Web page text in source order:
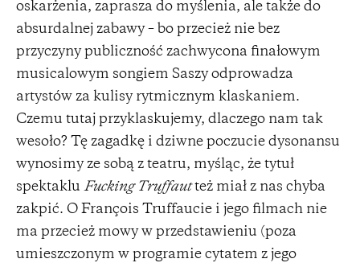
oskarżenia, zaprasza do myślenia, ale także do
absurdalnej zabawy – bo przecież nie bez
przyczyny publiczność zachwycona finałowym
musicalowym songiem Saszy odprowadza
artystów za kulisy rytmicznym klaskaniem.
Czemu tutaj przyklaskujemy, dlaczego nam tak
wesoło? Tę zagadkę i dziwne poczucie dysonansu
wynosimy ze sobą z teatru, myśląc, że tytuł
spektaklu Fucking Truffautteż miał z nas chyba
zakpić. O François Truffaucie i jego filmach nie
ma przecież mowy w przedstawieniu (poza
umieszczonym w programie cytatem z jego